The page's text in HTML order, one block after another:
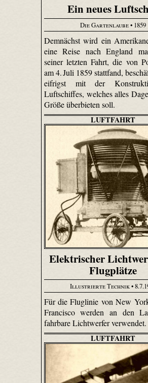
Ein neues
Die Gartenlaube• 1859
Demnächst wird ein
eine Reise nach England
seiner letzten Fahrt, die von
am 4. Juli 1859 stattfand,
eifrigst mit der
Luftschiffes, welches alles
Größe überbieten soll.
LUFTFAHRT
Elektrischer
Flugplätze
Illustrierte Technik•
Für die Fluglinie von New
Francisco werden an den
fahrbare Lichtwerfer verwendet.
LUFTFAHRT